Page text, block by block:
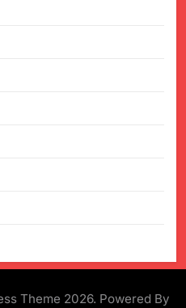
Theme 2026. Powered By